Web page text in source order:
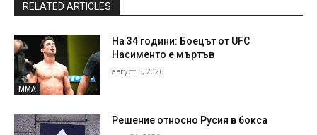
RELATED ARTICLES
MMA
На 34 години: Боецът от UFC
Насименто е мъртъв
август 5, 2026
Решение относно Русия в бокса